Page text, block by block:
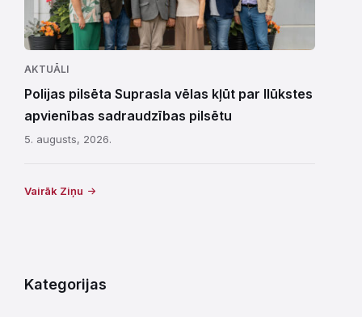
AKTUĀLI
Polijas pilsēta Suprasla vēlas kļūt par Ilūkstes
apvienības sadraudzības pilsētu
5. augusts, 2026.
Vairāk Ziņu
Kategorijas